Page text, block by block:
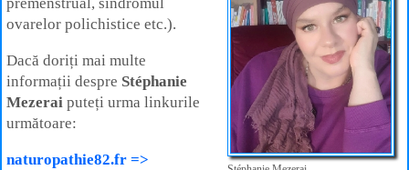
ovarelor polichistice etc.).
Dacă doriți mai multe
informații despre Stéphanie
Mezerai puteți urma linkurile
următoare:
naturopathie82.fr =>